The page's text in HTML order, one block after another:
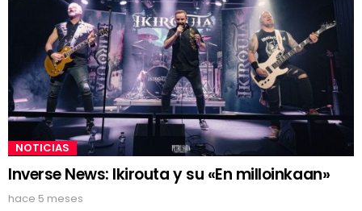
NOTICIAS
Inverse News: Ikirouta y su «En milloinkaan»
hace 5 meses